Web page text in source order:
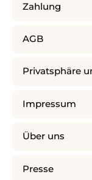
Zahlung
AGB
Privatsphäre
Impressum
Über uns
Presse